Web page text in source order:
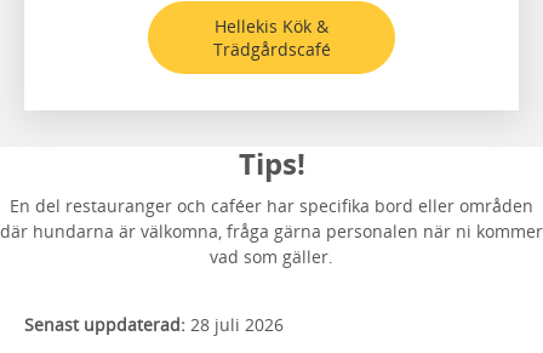
Hellekis Kök &
Trädgårdscafé
Tips!
En del restauranger och caféer har specifika bord eller områden
där hundarna är välkomna, fråga gärna personalen när ni kommer
vad som gäller.
Senast uppdaterad: 28 juli 2026